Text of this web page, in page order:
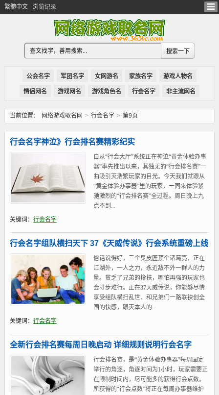
繁體中文 浏览记录
公会名字 军团名字 女网游名 家族名字 游戏人物名
情侣网名 游戏网名 游戏角色名 行会名字 非主流网名
当前位置： 网络游戏取名网 > 行会名字 > 第9页
行会名字神泣》行会排名赛精彩纪实
自从“行会大厅”系统正在神泣“黄金体验办事
器”率先推出以来，其独无的“行会排名赛”一
曲吸引灭浩繁玩家的目光。今天我们就跟从
“黄金体验办事器”里的玩家，一同来体验紧
驰激烈的“行会排名赛”全过程。周日晚上九
点不到...
关键词： 行会名字
行会名字组队横扫天下 37《天威传说》行会系统重磅上线
俗话说得好，三个臭皮匠顶个诸葛亮，正在
江湖外，一人之力，永近敌不外一群人的力
量。贫乏了兄弟的搀扶，哪怕再强的玩家也
会寸步难行。正在37天威传说，你能够尽情
享受组队横扫乱世、和兄弟们一路联袂创全
国的快感，跟灭本人的...
关键词： 行会名字
全新行会排名赛每周日晚启动 详细规则说明行会名字
行会排名赛，是“黄金体验办事器”每周固定
举行的角逐，角逐时间为1小时，玩家需要正
在限制时间内，尽可能多的获得行会点数。
所获得的“行会点数”将正在每周办事器维护